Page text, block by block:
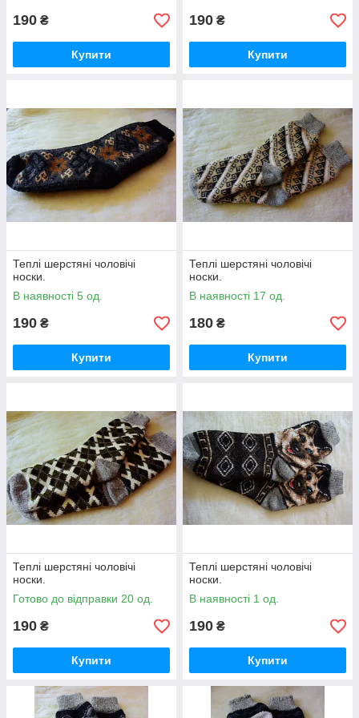
190 ₴
Купити
190 ₴
Купити
Теплі шерстяні чоловічі
носки.
В наявності 5 од.
190 ₴
Купити
Теплі шерстяні чоловічі
носки.
В наявності 17 од.
180 ₴
Купити
Теплі шерстяні чоловічі
носки.
Готово до відправки 20 од.
190 ₴
Купити
Теплі шерстяні чоловічі
носки.
В наявності 1 од.
190 ₴
Купити